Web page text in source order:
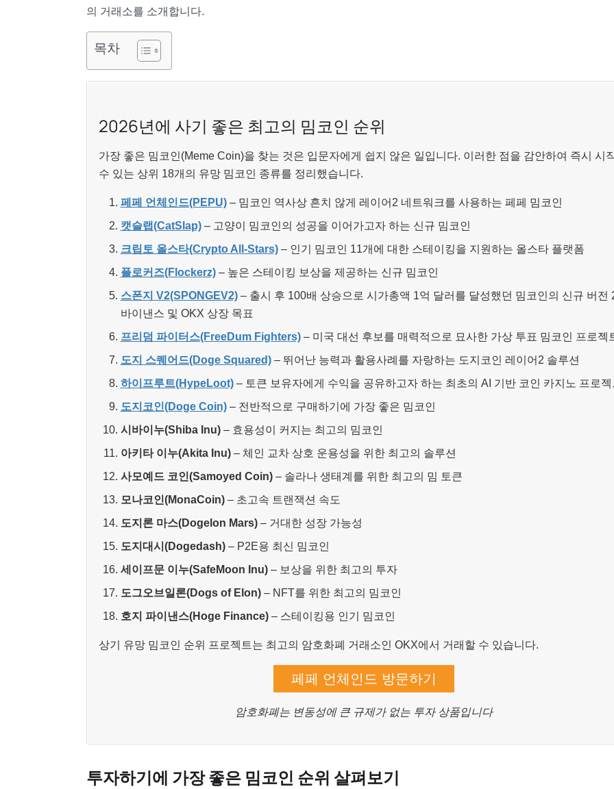
의 거래소를 소개합니다.
목차
2026년에 사기 좋은 최고의 밈코인 순위
가장 좋은 밈코인(Meme Coin)을 찾는 것은 입문자에게 쉽지 않은 일입니다. 이러한 점을 감안하여 즉시 시
수 있는 상위 18개의 유망 밈코인 종류를 정리했습니다.
페페 언체인드(PEPU)– 밈코인 역사상 흔치 않게 레이어2 네트워크를 사용하는 페페 밈코인
캣슬랩(CatSlap)– 고양이 밈코인의 성공을 이어가고자 하는 신규 밈코인
크립토 올스타(Crypto All-Stars)– 인기 밈코인 11개에 대한 스테이킹을 지원하는 올스타 플랫폼
플로커즈(Flockerz)– 높은 스테이킹 보상을 제공하는 신규 밈코인
스폰지 V2(SPONGEV2)– 출시 후 100배 상승으로 시가총액 1억 달러를 달성했던 밈코인의 신규 버전
바이낸스 및 OKX 상장 목표
프리덤 파이터스(FreeDum Fighters)– 미국 대선 후보를 매력적으로 묘사한 가상 투표 밈코인 프로젝
도지 스퀘어드(Doge Squared)– 뛰어난 능력과 활용사례를 자랑하는 도지코인 레이어2 솔루션
하이프루트(HypeLoot)– 토큰 보유자에게 수익을 공유하고자 하는 최초의 AI 기반 코인 카지노 프로젝
도지코인(Doge Coin)– 전반적으로 구매하기에 가장 좋은 밈코인
시바이누(Shiba Inu)– 효용성이 커지는 최고의 밈코인
아키타 이누(Akita Inu)– 체인 교차 상호 운용성을 위한 최고의 솔루션
사모예드 코인(Samoyed Coin)– 솔라나 생태계를 위한 최고의 밈 토큰
모나코인(MonaCoin)– 초고속 트랜잭션 속도
도지론 마스(Dogelon Mars)– 거대한 성장 가능성
도지대시(Dogedash)– P2E용 최신 밈코인
세이프문 이누(SafeMoon Inu)– 보상을 위한 최고의 투자
도그오브일론(Dogs of Elon)– NFT를 위한 최고의 밈코인
호지 파이낸스(Hoge Finance)– 스테이킹용 인기 밈코인
상기 유망 밈코인 순위 프로젝트는 최고의 암호화폐 거래소인 OKX에서 거래할 수 있습니다.
페페 언체인드 방문하기
암호화폐는 변동성에 큰 규제가 없는 투자 상품입니다
투자하기에 가장 좋은 밈코인 순위 살펴보기